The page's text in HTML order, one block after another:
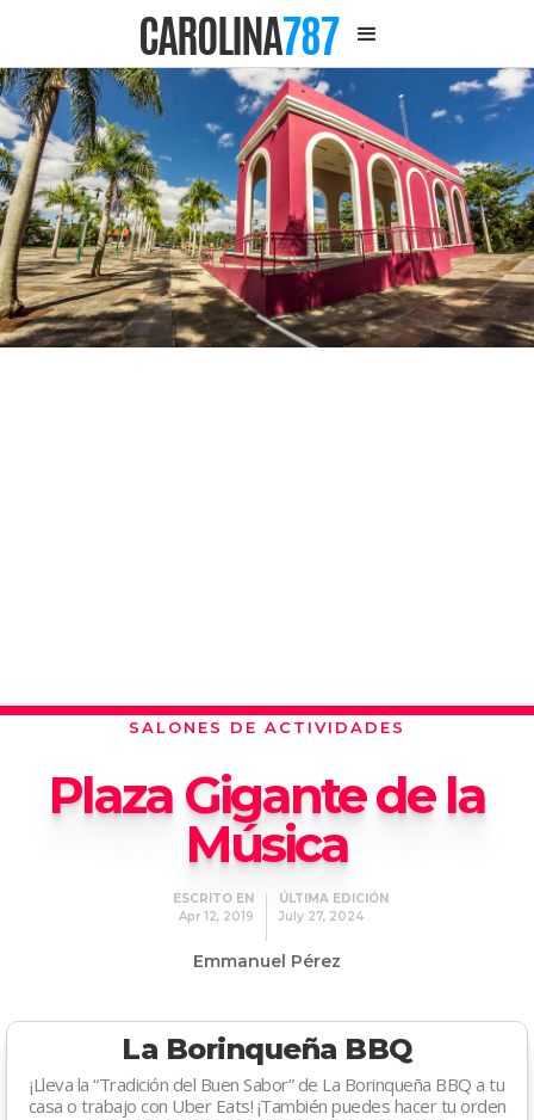
CAROLINA787
SALONES DE ACTIVIDADES
Plaza Gigante de la
Música
ESCRITO EN
Apr 12, 2019
ÚLTIMA EDICIÓN
July 27, 2024
Emmanuel Pérez
La Borinqueña BBQ
¡Lleva la “Tradición del Buen Sabor” de La Borinqueña BBQ a tu
casa o trabajo con Uber Eats! ¡También puedes hacer tu orden